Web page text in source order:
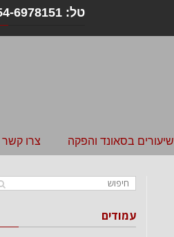
טל: 054-6978151
שיעורים בסאונד והפקה צרו קשר
עמודים